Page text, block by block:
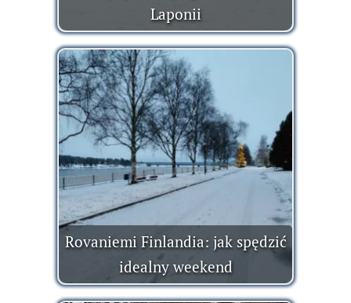
Laponii
Rovaniemi Finlandia: jak spędzić
idealny weekend